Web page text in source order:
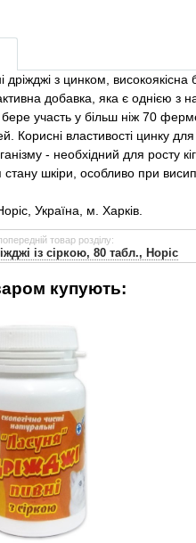
дріжджі з цинком,
добавка, яка є однією з
участь у більш ніж 70
Корисні властивості цинку
- необхідний для росту
шкіри, особливо при
Україна, м. Харків.
товар розділу:
із сіркою, 80 табл., Норіс
купують: